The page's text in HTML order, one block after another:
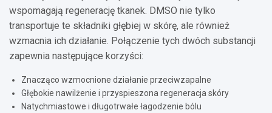
wspomagają regenerację tkanek. DMSO nie tylko
transportuje te składniki głębiej w skórę, ale również
wzmacnia ich działanie. Połączenie tych dwóch substancji
zapewnia następujące korzyści:
Znacząco wzmocnione działanie przeciwzapalne
Głębokie nawilżenie i przyspieszona regeneracja skóry
Natychmiastowe i długotrwałe łagodzenie bólu